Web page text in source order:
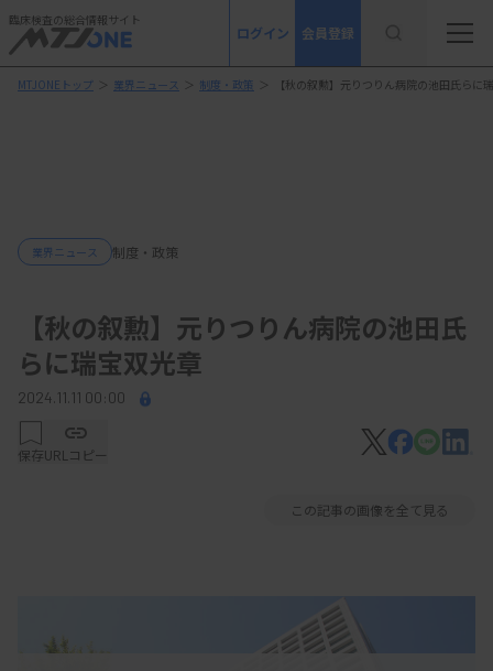
臨床検査の総合情報サイト
ログイン 会員登録
MTJONEトップ ＞ 業界ニュース ＞ 制度・政策 ＞ 【秋の叙勲】元りつりん病院の池田氏らに
業界ニュース 制度・政策
【秋の叙勲】元りつりん病院の池田氏
らに瑞宝双光章
2024.11.11 00:00
保存URLコピー
この記事の画像を全て見る